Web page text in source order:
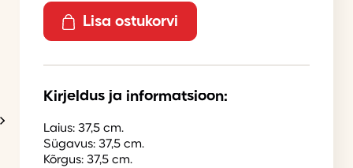
Lisa ostukorvi
Kirjeldus ja informatsioon:
Laius: 37,5 cm.
Sügavus: 37,5 cm.
Kõrgus: 37,5 cm.